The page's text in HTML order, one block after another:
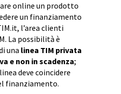
online un prodotto
un finanziamento
l’area clienti
La possibilità è
una linea TIM privata
e non in scadenza;
deve coincidere
finanziamento.